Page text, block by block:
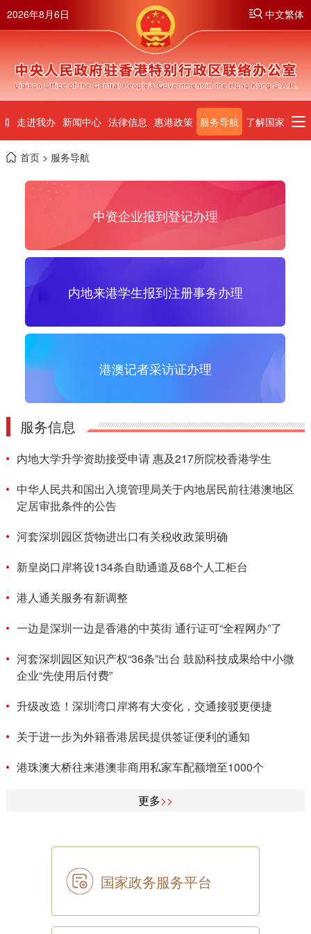
2026年8月6日 中文繁体
走进我办 新闻中心 法律信息 惠港政策 服务导航 了解国家
首页> 服务导航
中资企业报到登记办理
内地来港学生报到注册事务办理
港澳记者采访证办理
服务信息
内地大学升学资助接受申请 惠及217所院校香港学生
中华人民共和国出入境管理局关于内地居民前往港澳地区
定居审批条件的公告
河套深圳园区货物进出口有关税收政策明确
新皇岗口岸将设134条自助通道及68个人工柜台
港人通关服务有新调整
一边是深圳一边是香港的中英街 通行证可“全程网办”了
河套深圳园区知识产权“36条”出台 鼓励科技成果给中小微
企业“先使用后付费”
升级改造！深圳湾口岸将有大变化，交通接驳更便捷
关于进一步为外籍香港居民提供签证便利的通知
港珠澳大桥往来港澳非商用私家车配额增至1000个
更多>>
国家政务服务平台